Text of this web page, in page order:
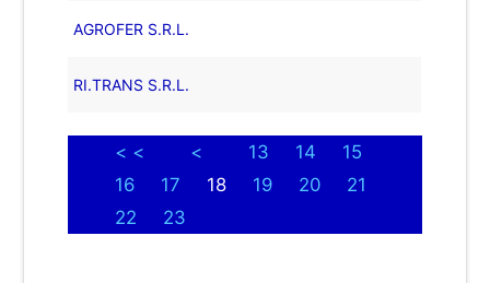
AGROFER S.R.L.
RI.TRANS S.R.L.
< < < 13 14
15
16
17 18 19 20
21
22
23